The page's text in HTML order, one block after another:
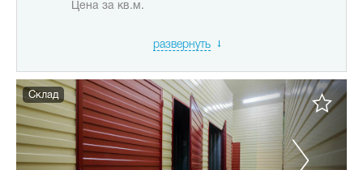
Цена за кв.м.
развернуть
Склад